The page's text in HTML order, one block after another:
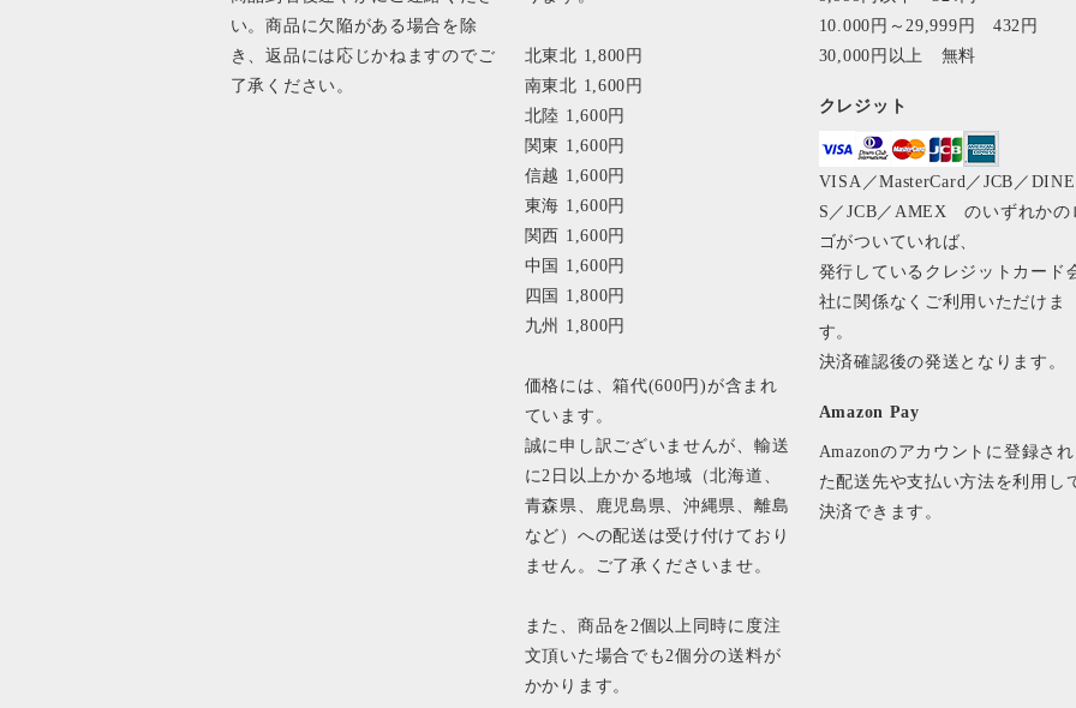
い。商品に欠陥がある場合を除
き、返品には応じかねますのでご
了承ください。
北東北 1,800円
南東北 1,600円
北陸 1,600円
関東 1,600円
信越 1,600円
東海 1,600円
関西 1,600円
中国 1,600円
四国 1,800円
九州 1,800円
価格には、箱代(600円)が含まれ
ています。
誠に申し訳ございませんが、輸送
に2日以上かかる地域（北海道、
青森県、鹿児島県、沖縄県、離島
など）への配送は受け付けており
ません。ご了承くださいませ。
また、商品を2個以上同時に度注
文頂いた場合でも2個分の送料が
かかります。
10.000円～29,999円 432円
30,000円以上 無料
クレジット
VISA／MasterCard／JCB／
S／JCB／AMEX のいずれかの
ゴがついていれば、
発行しているクレジットカード
社に関係なくご利用いただけま
す。
決済確認後の発送となります。
Amazon Pay
Amazonのアカウントに登録され
た配送先や支払い方法を利用し
決済できます。